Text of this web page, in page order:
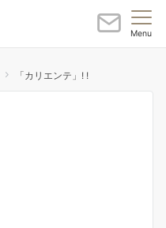
Menu
「カリエンテ」! !